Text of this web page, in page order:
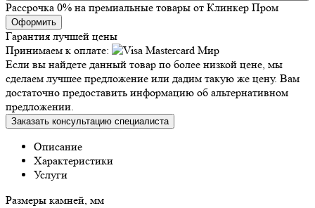
Рассрочка 0% на премиальные товары от Клинкер Пром
Оформить
Гарантия лучшей цены
Принимаем к оплате:
Если вы найдете данный товар по более низкой цене, мы
сделаем лучшее предложение или дадим такую же цену. Вам
достаточно предоставить информацию об альтернативном
предложении.
Заказать консультацию специалиста
Описание
Характеристики
Услуги
Размеры камней, мм